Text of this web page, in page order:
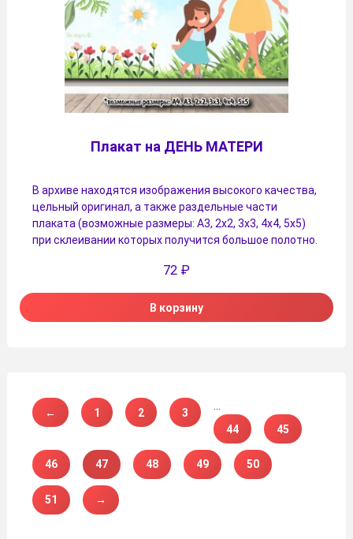
Плакат на ДЕНЬ МАТЕРИ
В архиве находятся изображения высокого качества,
цельный оригинал, а также раздельные части
плаката (возможные размеры: А3, 2х2, 3х3, 4х4, 5х5)
при склеивании которых получится большое полотно.
72 ₽
В корзину
← 1 2 3
44
45
46 47 48 49 50
51 →